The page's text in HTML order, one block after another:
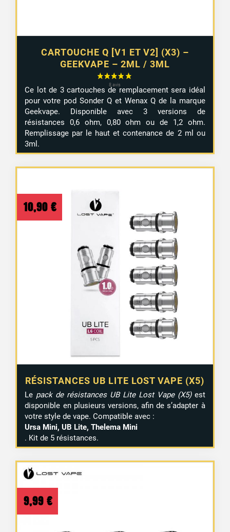
CARTOUCHE Q [V1 ET V2] (X3) –
GEEKVAPE – 2ML / 3ML
Ce lot de 3 cartouches de remplacement sera idéal
pour votre pod Sonder Q et Wenax Q de la marque
Geekvape. Disponible avec 3 versions de
résistances 0,6 ohm, 0,80 ohm ou de 1,2 ohm.
Remplissage par le haut et contenance de 2 ml ou
3ml.
RÉSISTANCES UB LITE LOST VAPE (X5)
10,90 €
Le pack de résistances UB Lite Lost Vape (X5)est
disponible en plusieurs versions, afin de s’adapter à
votre style de vape. Compatible avec :
Ursa Mini, UB Lite, Thelema Mini
. Kit de 5 résistances.
9,99 €